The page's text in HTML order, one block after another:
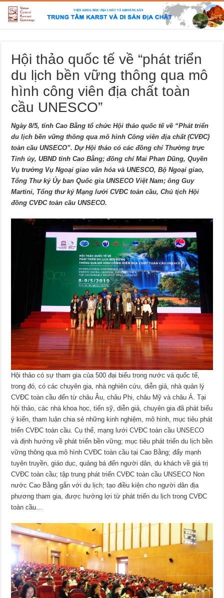
Hội thảo quốc tế về “phát triển
du lịch bền vững thông qua mô
hình công viên địa chất toàn
cầu UNESCO”
Ngày 8/5, tỉnh Cao Bằng tổ chức Hội thảo quốc tế về “Phát triển
du lịch bền vững thông qua mô hình Công viên địa chất (CVĐC)
toàn cầu UNSECO”. Dự Hội thảo có các đồng chí Thường trực
Tỉnh ủy, UBND tỉnh Cao Bằng; đồng chí Mai Phan Dũng, Quyền
Vụ trưởng Vụ Ngoại giao văn hóa và UNESCO, Bộ Ngoại giao,
Tổng Thư ký Ủy ban Quốc gia UNSECO Việt Nam; ông Guy
Martini, Tổng thư ký Mạng lưới CVĐC toàn cầu, Chủ tịch Hội
đồng CVĐC toàn cầu UNSECO.
Hội thảo có sự tham gia của 500 đại biểu trong nước và quốc tế,
trong đó, có các chuyên gia, nhà nghiên cứu, diễn giả, nhà quản lý
CVĐC toàn cầu đến từ châu Âu, châu Phi, châu Mỹ và châu Á. Tại
hội thảo, các nhà khoa học, tiến sỹ, diễn giả, chuyên gia đã phát biểu
ý kiến, tham luận chia sẻ những kinh nghiệm, mô hình, mục tiêu phát
triển CVĐC toàn cầu. Cụ thể, mạng lưới CVĐC toàn cầu UNSECO
và định hướng về phát triển bền vững; mục tiêu phát triển du lịch bền
vững thông qua mô hình CVĐC toàn cầu tại Cao Bằng; đẩy mạnh
tuyên truyền, giáo dục, quảng bá đến người dân, du khách về giá trị
CVĐC toàn cầu; tập trung phát triển CVĐC toàn cầu UNSECO Non
nước Cao Bằng gắn với du lịch; tạo điều kiện cho người dân địa
phương tham gia, được hưởng lợi từ phát triển du lịch trong CVĐC
toàn cầu…